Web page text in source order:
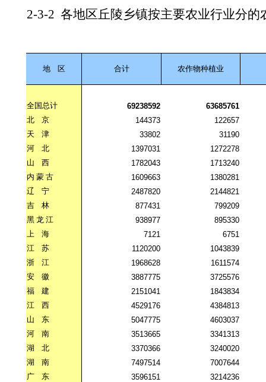
2-3-2 各地区丘陵乡镇按主要农业行业分的
地 区 合计 农作物种植业
全国总计 69238592
63685761
北
京 144373
122657
天
津 33802
31190
河
北 1397031
1272278
山
西 1782043
1713240
内 蒙 古 1609663
1380281
辽
宁 2487820
2144821
吉
林 877431
799209
黑 龙 江 938977
895330
上
海 7121
6751
江
苏 1120200
1043839
浙
江 1968628
1611574
安
徽 3887775
3725576
福
建 2151041
1843834
江
西 4529176
4384813
山
东 5047775
4603037
河
南 3513665
3341313
湖
北 3370366
3240020
湖
南 7497514
7007644
广
东 3596151
3214236